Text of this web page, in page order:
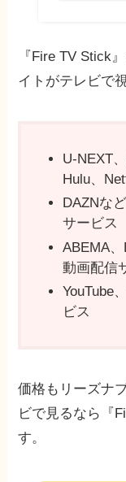
『Fire TV Stick
イトがテレビで
U-NEXT
Hulu、
DAZNな
サービス
ABEMA
動画配信
YouTube
ビス
価格もリーズナ
ビで見るなら『
す。